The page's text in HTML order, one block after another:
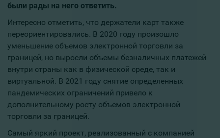
были рады на него ответить.
Интересно отметить, что держатели карт также
переориентировались. В 2020 году произошло
уменьшение объемов электронной торговли за
границей, но выросли объемы безналичных платежей
внутри страны как в физической среде, так и
виртуальной. В 2021 году снятие определенных
пандемических ограничений привело к
дополнительному росту объемов электронной
торговли за границей.
Самый яркий проект, реализованный с компанией